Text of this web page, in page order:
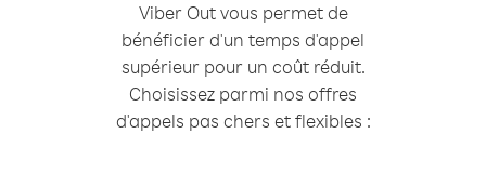
Viber Out vous permet de
bénéficier d'un temps d'appel
supérieur pour un coût réduit.
Choisissez parmi nos offres
d'appels pas chers et flexibles :